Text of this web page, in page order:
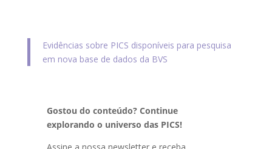
Evidências sobre PICS disponíveis para pesquisa
em nova base de dados da BVS
Gostou do conteúdo? Continue
explorando o universo das PICS!